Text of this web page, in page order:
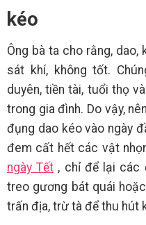
kéo
Ông bà ta cho rằng, dao,
sát khí, không tốt.
duyên, tiền tài, tuổi thọ
trong gia đình. Do vậy,
đụng dao kéo vào ngày
đem cất hết các vật
ngày Tết , chỉ để lại các
treo gương bát quái
trấn địa, trừ tà để thu hút